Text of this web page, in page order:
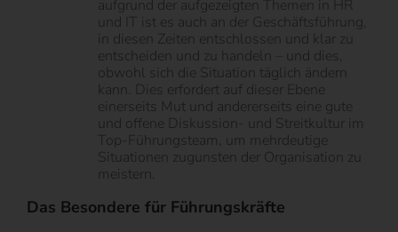
aufgrund der aufgezeigten Themen in HR
und IT ist es auch an der Geschäftsführung,
in diesen Zeiten entschlossen und klar zu
entscheiden und zu handeln – und dies,
obwohl sich die Situation täglich ändern
kann. Dies erfordert auf dieser Ebene
einerseits Mut und andererseits eine gute
und offene Diskussion- und Streitkultur im
Top-Führungsteam, um mehrdeutige
Situationen zugunsten der Organisation zu
meistern.
Das Besondere für Führungskräfte